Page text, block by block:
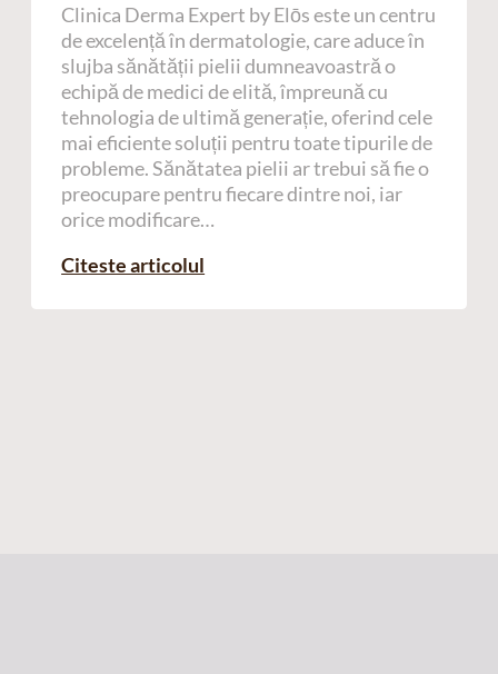
Clinica Derma Expert by Elōs este un centru
de excelență în dermatologie, care aduce în
slujba sănătății pielii dumneavoastră o
echipă de medici de elită, împreună cu
tehnologia de ultimă generație, oferind cele
mai eficiente soluții pentru toate tipurile de
probleme. Sănătatea pielii ar trebui să fie o
preocupare pentru fiecare dintre noi, iar
orice modificare…
Citeste articolul